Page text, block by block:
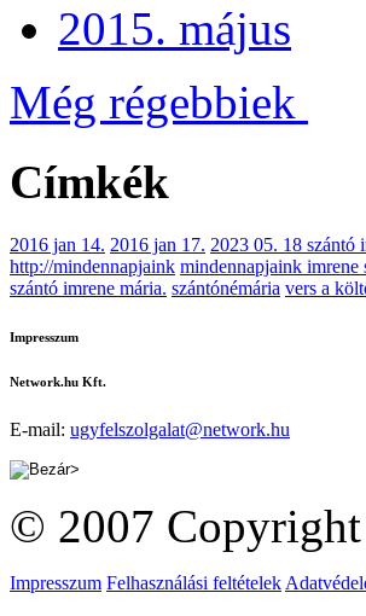
2015. május
Még régebbiek
Címkék
2016 jan 14. 2016 jan 17. 2023 05. 18 szántó
http://mindennapjaink mindennapjaink imrene
szántó imrene mária. szántónémária vers a
Impresszum
Network.hu Kft.
E-mail: ugyfelszolgalat@network.hu
© 2007
Impresszum Felhasználási feltételek